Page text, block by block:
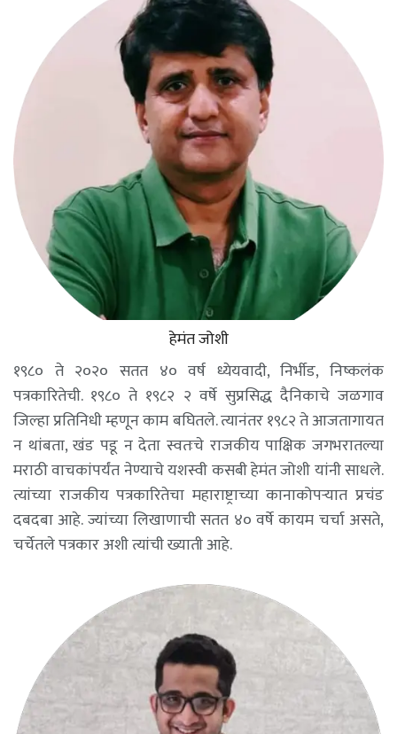
हेमंत जोशी
१९८० ते २०२० सतत ४० वर्ष ध्येयवादी, निर्भीड, निष्कलंक
पत्रकारितेची. १९८० ते १९८२ २ वर्षे सुप्रसिद्ध दैनिकाचे जळगाव
जिल्हा प्रतिनिधी म्हणून काम बघितले. त्यानंतर १९८२ ते आजतागायत
न थांबता, खंड पडू न देता स्वतःचे राजकीय पाक्षिक जगभरातल्या
मराठी वाचकांपर्यंत नेण्याचे यशस्वी कसबी हेमंत जोशी यांनी साधले.
त्यांच्या राजकीय पत्रकारितेचा महाराष्ट्राच्या कानाकोपऱ्यात प्रचंड
दबदबा आहे. ज्यांच्या लिखाणाची सतत ४० वर्षे कायम चर्चा असते,
चर्चेतले पत्रकार अशी त्यांची ख्याती आहे.